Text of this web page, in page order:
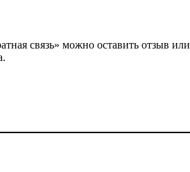
связь» можно оставить отзыв